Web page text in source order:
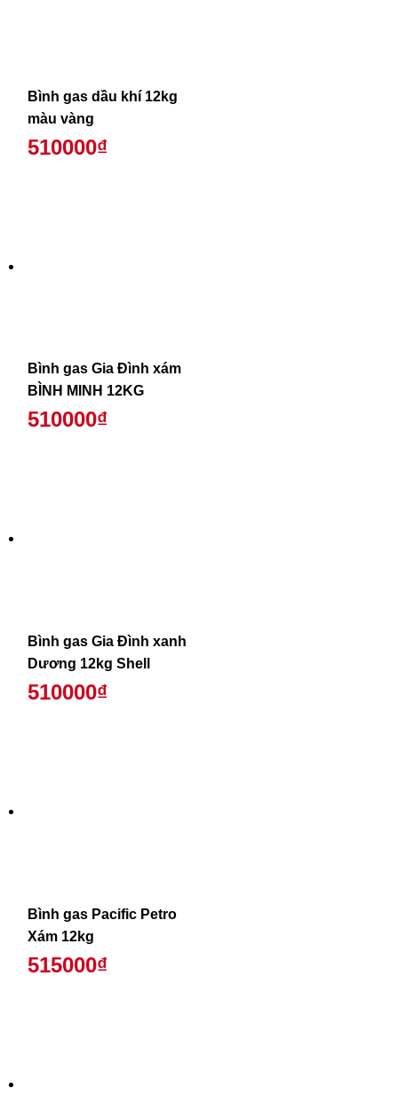
Bình gas dầu khí 12kg
màu vàng
510000₫
Bình gas Gia Đình xám
BÌNH MINH 12KG
510000₫
Bình gas Gia Đình xanh
Dương 12kg Shell
510000₫
Bình gas Pacific Petro
Xám 12kg
515000₫